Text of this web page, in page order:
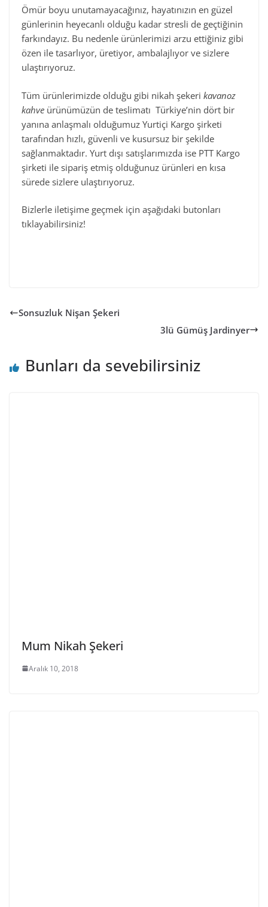
Ömür boyu unutamayacağınız, hayatınızın en güzel
günlerinin heyecanlı olduğu kadar stresli de geçtiğinin
farkındayız. Bu nedenle ürünlerimizi arzu ettiğiniz gibi
özen ile tasarlıyor, üretiyor, ambalajlıyor ve sizlere
ulaştırıyoruz.
Tüm ürünlerimizde olduğu gibi nikah şekeri kavanoz
kahve ürünümüzün de teslimatı Türkiye’nin dört bir
yanına anlaşmalı olduğumuz Yurtiçi Kargo şirketi
tarafından hızlı, güvenli ve kusursuz bir şekilde
sağlanmaktadır. Yurt dışı satışlarımızda ise PTT Kargo
şirketi ile sipariş etmiş olduğunuz ürünleri en kısa
sürede sizlere ulaştırıyoruz.
Bizlerle iletişime geçmek için aşağıdaki butonları
tıklayabilirsiniz!
Sonsuzluk Nişan Şekeri
3lü Gümüş Jardinyer
Bunları da sevebilirsiniz
Mum Nikah Şekeri
Aralık 10, 2018